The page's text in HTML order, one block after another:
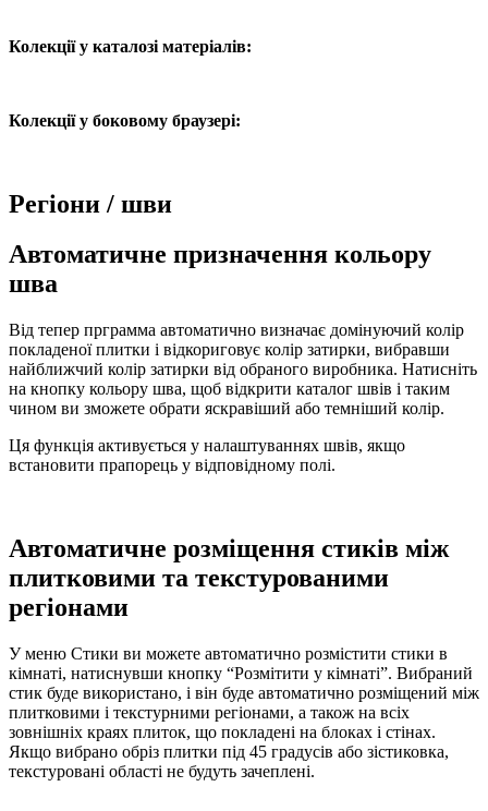
Колекції у каталозі матеріалів:
Колекції у боковому браузері:
Регіони / шви
Автоматичне призначення кольору
шва
Від тепер прграмма автоматично визначає домінуючий колір
покладеної плитки і відкориговує колір затирки, вибравши
найближчий колір затирки від обраного виробника. Натисніть
на кнопку кольору шва, щоб відкрити каталог швів і таким
чином ви зможете обрати яскравіший або темніший колір.
Ця функція активується у налаштуваннях швів, якщо
встановити прапорець у відповідному полі.
Автоматичне розміщення стиків між
плитковими та текстурованими
регіонами
У меню Стики ви можете автоматично розмістити стики в
кімнаті, натиснувши кнопку “Розмітити у кімнаті”. Вибраний
стик буде використано, і він буде автоматично розміщений між
плитковими і текстурними регіонами, а також на всіх
зовнішніх краях плиток, що покладені на блоках і стінах.
Якщо вибрано обріз плитки під 45 градусів або зістиковка,
текстуровані області не будуть зачеплені.